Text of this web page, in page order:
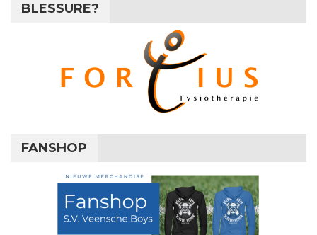
BLESSURE?
FANSHOP